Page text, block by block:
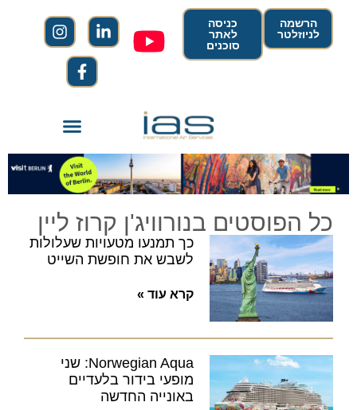
הרשמה
לניוזלטר
כניסה
לאתר
סוכנים
כל הפוסטים בנורוויג'ן קרוז ליין
כך תמנעו מטעויות שעלולות
לשבש את חופשת השייט
קרא עוד »
Norwegian Aqua: שני
מופעי בידור בלעדיים
באונייה החדשה